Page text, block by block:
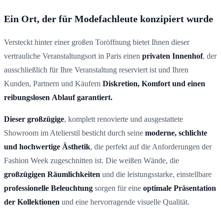
Ein Ort, der für Modefachleute konzipiert wurde
Versteckt hinter einer großen Toröffnung bietet Ihnen dieser
vertrauliche Veranstaltungsort in Paris einen privaten Innenhof, der
ausschließlich für Ihre Veranstaltung reserviert ist und Ihren
Kunden, Partnern und Käufern Diskretion, Komfort und einen
reibungslosen Ablauf garantiert.
Dieser großzügige, komplett renovierte und ausgestattete
Showroom im Atelierstil besticht durch seine moderne, schlichte
und hochwertige Ästhetik, die perfekt auf die Anforderungen der
Fashion Week zugeschnitten ist. Die weißen Wände, die
großzügigen Räumlichkeiten und die leistungsstarke, einstellbare
professionelle Beleuchtung sorgen für eine optimale Präsentation
der Kollektionen und eine hervorragende visuelle Qualität.